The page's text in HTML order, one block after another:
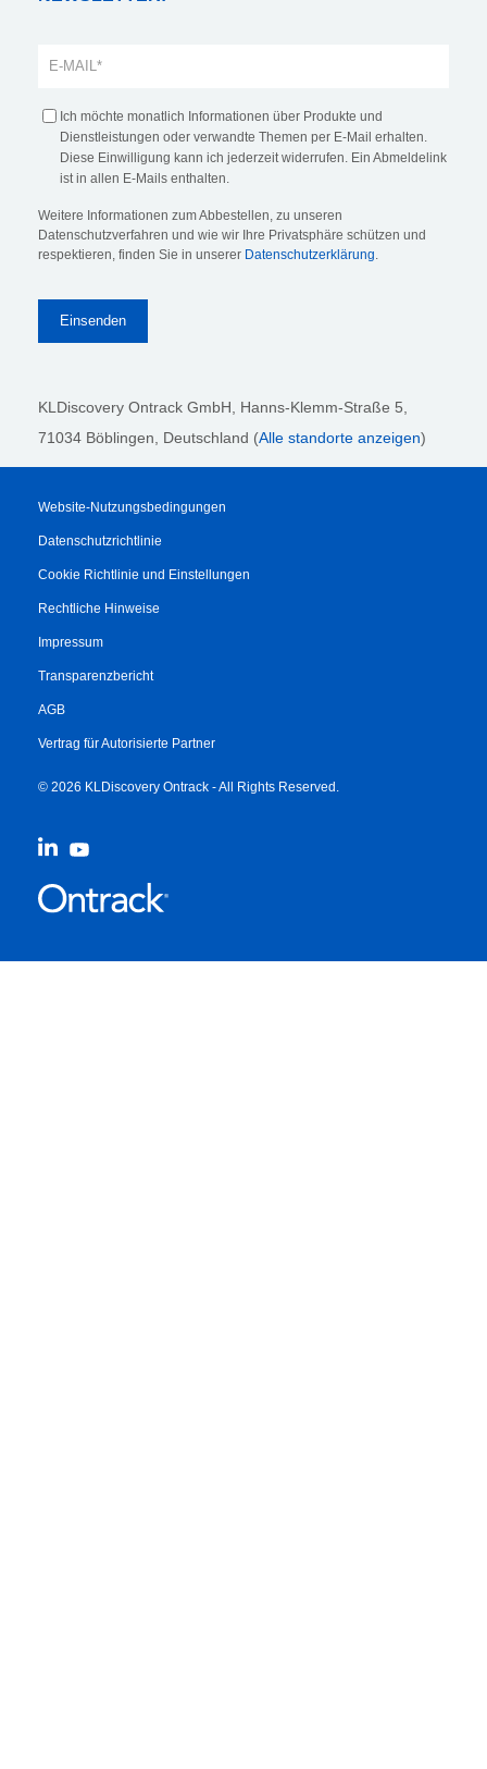
Ich möchte monatlich Informationen über Produkte und
Dienstleistungen oder verwandte Themen per E-Mail erhalten.
Diese Einwilligung kann ich jederzeit widerrufen. Ein Abmeldelink
ist in allen E-Mails enthalten.
Weitere Informationen zum Abbestellen, zu unseren
Datenschutzverfahren und wie wir Ihre Privatsphäre schützen und
respektieren, finden Sie in unserer Datenschutzerklärung
KLDiscovery Ontrack GmbH, Hanns-Klemm-Straße 5
71034 Böblingen , Deutschland (Alle standorte anzeigen)
Website-Nutzungsbedingungen
Datenschutzrichtlinie
Cookie Richtlinie und Einstellungen
Rechtliche Hinweise
Impressum
Transparenzbericht
AGB
Vertrag für Autorisierte Partner
© 2026 KLDiscovery Ontrack - All Rights Reserved.